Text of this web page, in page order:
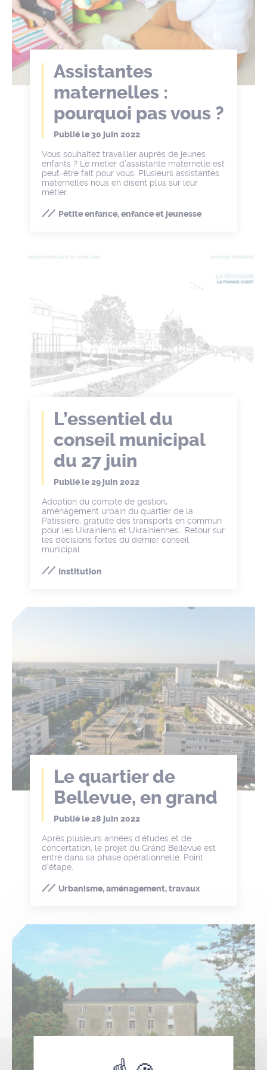
Assistantes
maternelles :
pourquoi pas vous ?
Publié le30 juin 2022
Vous souhaitez travailler auprès de jeunes
enfants ? Le métier d’assistante maternelle est
peut-être fait pour vous. Plusieurs assistantes
maternelles nous en disent plus sur leur
métier.
Petite enfance, enfance et jeunesse
L’essentiel du
conseil municipal
du 27 juin
Publié le29 juin 2022
Adoption du compte de gestion,
aménagement urbain du quartier de la
Pâtissière, gratuité des transports en commun
pour les Ukrainiens et Ukrainiennes… Retour sur
les décisions fortes du dernier conseil
municipal.
Institution
Le quartier de
Bellevue, en grand
Publié le28 juin 2022
Après plusieurs années d'études et de
concertation, le projet du Grand Bellevue est
entré dans sa phase opérationnelle. Point
d'étape.
Urbanisme, aménagement, travaux